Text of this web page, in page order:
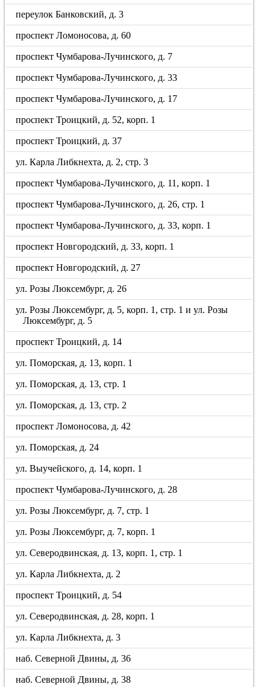
переулок Банковский, д. 3
проспект Ломоносова, д. 60
проспект Чумбарова-Лучинского, д. 7
проспект Чумбарова-Лучинского, д. 33
проспект Чумбарова-Лучинского, д. 17
проспект Троицкий, д. 52, корп. 1
проспект Троицкий, д. 37
ул. Карла Либкнехта, д. 2, стр. 3
проспект Чумбарова-Лучинского, д. 11, корп. 1
проспект Чумбарова-Лучинского, д. 26, стр. 1
проспект Чумбарова-Лучинского, д. 33, корп. 1
проспект Новгородский, д. 33, корп. 1
проспект Новгородский, д. 27
ул. Розы Люксембург, д. 26
ул. Розы Люксембург, д. 5, корп. 1, стр. 1 и ул. Розы
Люксембург, д. 5
проспект Троицкий, д. 14
ул. Поморская, д. 13, корп. 1
ул. Поморская, д. 13, стр. 1
ул. Поморская, д. 13, стр. 2
проспект Ломоносова, д. 42
ул. Поморская, д. 24
ул. Выучейского, д. 14, корп. 1
проспект Чумбарова-Лучинского, д. 28
ул. Розы Люксембург, д. 7, стр. 1
ул. Розы Люксембург, д. 7, корп. 1
ул. Северодвинская, д. 13, корп. 1, стр. 1
ул. Карла Либкнехта, д. 2
проспект Троицкий, д. 54
ул. Северодвинская, д. 28, корп. 1
ул. Карла Либкнехта, д. 3
наб. Северной Двины, д. 36
наб. Северной Двины, д. 38